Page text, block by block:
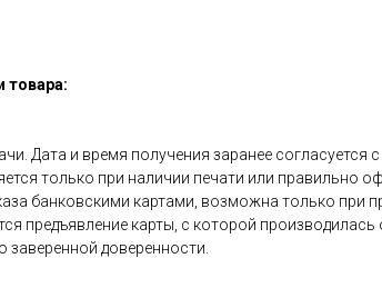
товара:
Дата и время получения заранее согласуется
только при наличии печати или правильно
банковскими картами, возможна только при
предъявление карты, с которой
доверенности.